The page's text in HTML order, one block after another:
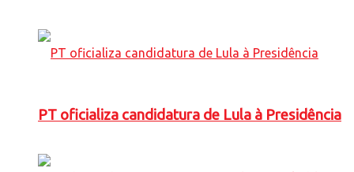
PT oficializa candidatura de Lula à Presidência